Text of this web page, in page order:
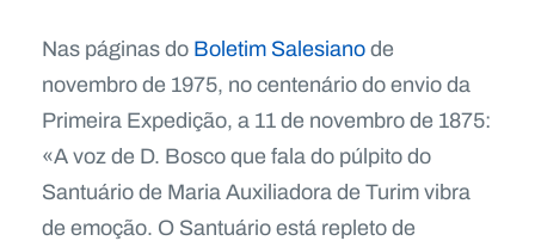
Nas páginas doBoletim Salesianode
novembro de 1975, no centenário do envio da
Primeira Expedição, a 11 de novembro de 1875:
«A voz de D. Bosco que fala do púlpito do
Santuário de Maria Auxiliadora de Turim vibra
de emoção. O Santuário está repleto de